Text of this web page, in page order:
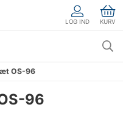
LOG IND KURV
OS-96
96